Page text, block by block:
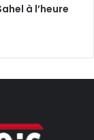
à l’heure